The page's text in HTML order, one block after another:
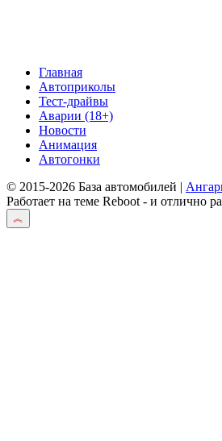
Главная
Автоприколы
Тест-драйвы
Аварии (18+)
Новости
Анимация
Автогонки
© 2015-2026 База автомобилей |
Работает на теме Reboot - и отлично